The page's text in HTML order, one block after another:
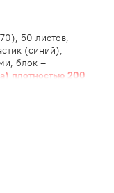
50 листов,
(синий),
блок –
плотностью 200